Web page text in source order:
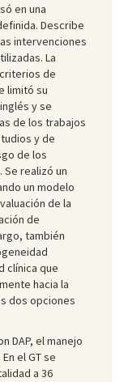
en una
Describe
intervenciones
La
de
limitó su
y se
de los trabajos
y de
de los
realizó un
un modelo
de la
de
también
clínica que
hacia la
dos opciones
DAP, el manejo
el GT se
a 36